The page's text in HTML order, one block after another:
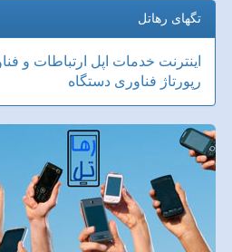
تگهای رهاتل
اینترنت خدمات اپل ارتباطات و
رپورتاژ فناوری دستگاه